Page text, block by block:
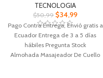
TECNOLOGIA
$50,99 $34,99
Pago Contra Entrega, Envió gratis a
Ecuador Entrega de 3 a 5 días
hábiles Pregunta Stock
Almohada Masajeador De Cuello